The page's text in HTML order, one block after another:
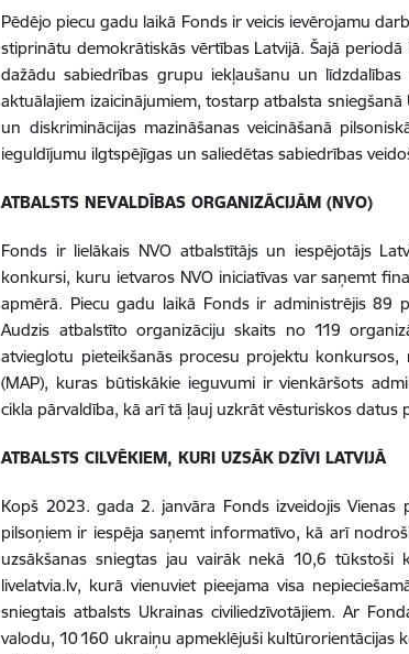
Pēdējo piecu gadu laikā Fonds ir veicis ievērojamu
stiprinātu demokrātiskās vērtības Latvijā. Šajā
dažādu sabiedrības grupu iekļaušanu un
aktuālajiem izaicinājumiem, tostarp atbalsta
un diskriminācijas mazināšanas veicināšanā
ieguldījumu ilgtspējīgas un saliedētas sabiedrības
ATBALSTS NEVALDĪBAS ORGANIZĀCIJĀM (NVO)
Fonds ir lielākais NVO atbalstītājs un iespējotājs
konkursi, kuru ietvaros NVO iniciatīvas var saņemt
apmērā. Piecu gadu laikā Fonds ir administrējis 89
Audzis atbalstīto organizāciju skaits no 119
atvieglotu pieteikšanās procesu projektu
(MAP), kuras būtiskākie ieguvumi ir vienkāršots
cikla pārvaldība, kā arī tā ļauj uzkrāt vēsturiskos
ATBALSTS CILVĒKIEM, KURI UZSĀK DZĪVI LATVIJĀ
Kopš 2023. gada 2. janvāra Fonds izveidojis
pilsoņiem ir iespēja saņemt informatīvo, kā arī
uzsākšanas sniegtas jau vairāk nekā 10,6 tūkstoši
livelatvia.lv, kurā vienuviet pieejama visa
sniegtais atbalsts Ukrainas civiliedzīvotājiem. Ar
valodu, 10 160 ukraiņu apmeklējuši kultūrorientācijas